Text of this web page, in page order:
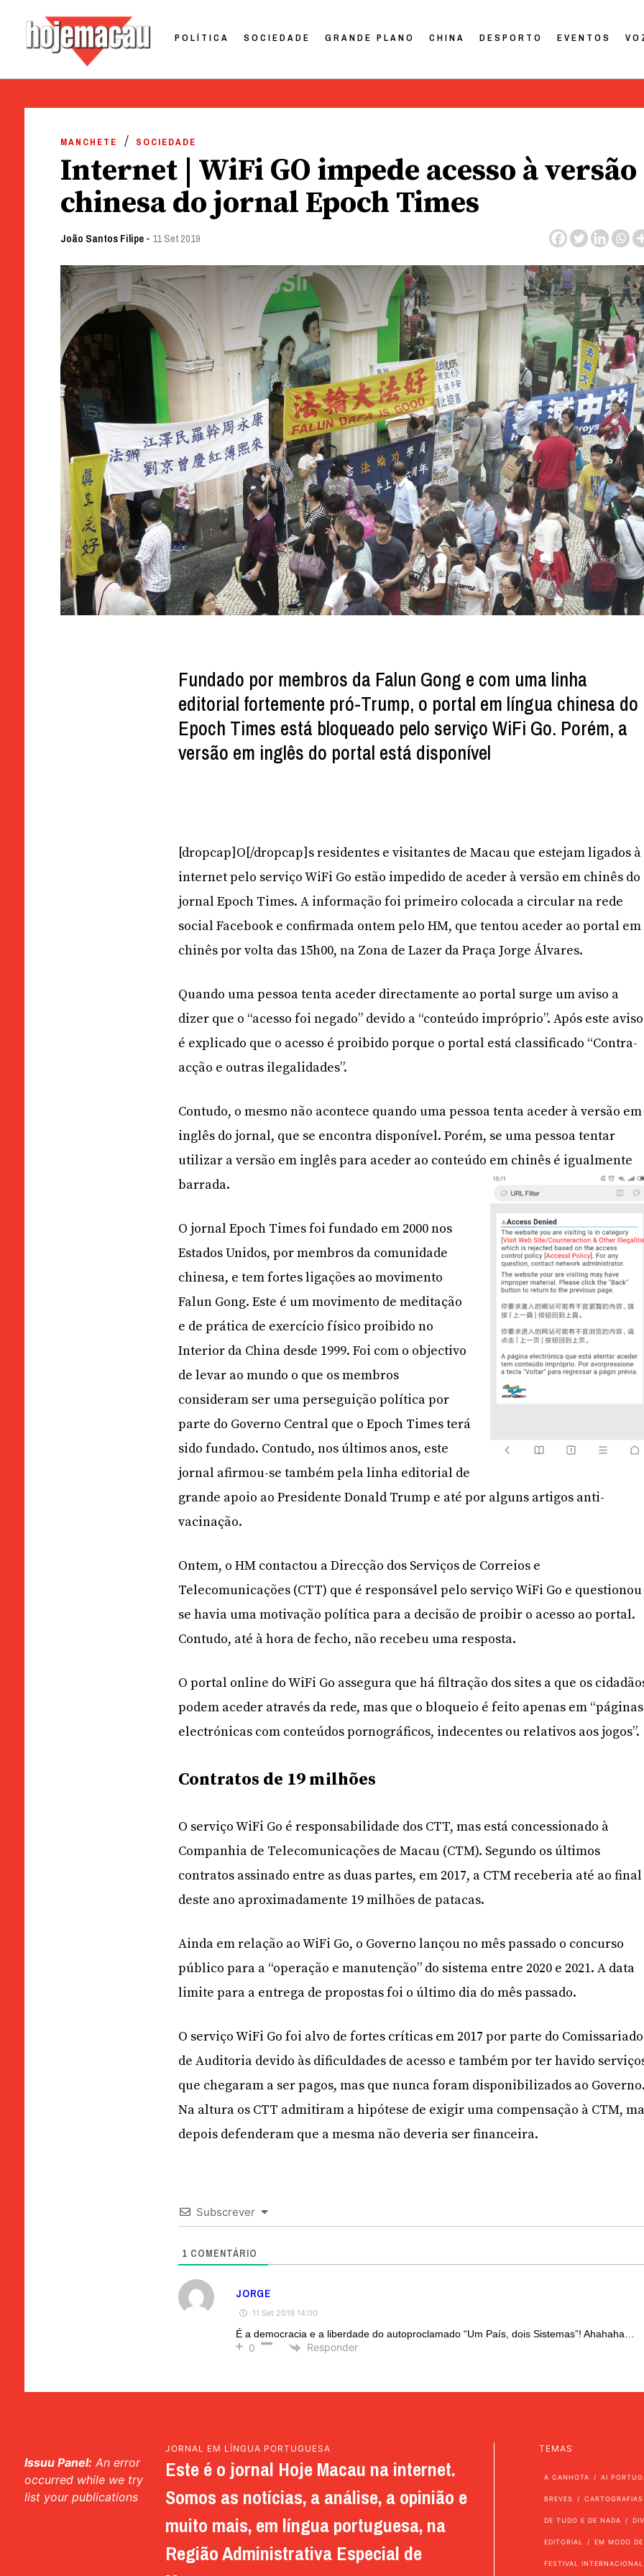
POLÍTICA SOCIEDADE GRANDE PLANO CHINA DESPORTO EVENTOS
MANCHETE SOCIEDADE
Internet | WiFi GO impede acesso à versão
chinesa do jornal Epoch Times
João Santos Filipe- 11 Set 2019
Fundado por membros da Falun Gong e com uma linha
editorial fortemente pró-Trump, o portal em língua chinesa do
Epoch Times está bloqueado pelo serviço WiFi Go. Porém, a
versão em inglês do portal está disponível
[dropcap]O[/dropcap]s residentes e visitantes de Macau que estejam ligados à
internet pelo serviço WiFi Go estão impedido de aceder à versão em chinês do
jornal Epoch Times. A informação foi primeiro colocada a circular na rede
social Facebook e confirmada ontem pelo HM, que tentou aceder ao portal em
chinês por volta das 15h00, na Zona de Lazer da Praça Jorge Álvares.
Quando uma pessoa tenta aceder directamente ao portal surge um aviso a
dizer que o “acesso foi negado” devido a “conteúdo impróprio”. Após este aviso
é explicado que o acesso é proibido porque o portal está classificado “Contra-
acção e outras ilegalidades”.
Contudo, o mesmo não acontece quando uma pessoa tenta aceder à versão em
inglês do jornal, que se encontra disponível. Porém, se uma pessoa tentar
utilizar a versão em inglês para aceder ao conteúdo em chinês é igualmente
barrada.
O jornal Epoch Times foi fundado em 2000 nos
Estados Unidos, por membros da comunidade
chinesa, e tem fortes ligações ao movimento
Falun Gong. Este é um movimento de meditação
e de prática de exercício físico proibido no
Interior da China desde 1999. Foi com o objectivo
de levar ao mundo o que os membros
consideram ser uma perseguição política por
parte do Governo Central que o Epoch Times terá
sido fundado. Contudo, nos últimos anos, este
jornal afirmou-se também pela linha editorial de
grande apoio ao Presidente Donald Trump e até por alguns artigos anti-
vacinação.
Ontem, o HM contactou a Direcção dos Serviços de Correios e
Telecomunicações (CTT) que é responsável pelo serviço WiFi Go e questionou
se havia uma motivação política para a decisão de proibir o acesso ao portal.
Contudo, até à hora de fecho, não recebeu uma resposta.
O portal online do WiFi Go assegura que há filtração dos sites a que os
podem aceder através da rede, mas que o bloqueio é feito apenas em “páginas
electrónicas com conteúdos pornográficos, indecentes ou relativos aos jogos”.
Contratos de 19 milhões
O serviço WiFi Go é responsabilidade dos CTT, mas está concessionado à
Companhia de Telecomunicações de Macau (CTM). Segundo os últimos
contratos assinado entre as duas partes, em 2017, a CTM receberia até ao final
deste ano aproximadamente 19 milhões de patacas.
Ainda em relação ao WiFi Go, o Governo lançou no mês passado o concurso
público para a “operação e manutenção” do sistema entre 2020 e 2021. A data
limite para a entrega de propostas foi o último dia do mês passado.
O serviço WiFi Go foi alvo de fortes críticas em 2017 por parte do Comissariado
de Auditoria devido às dificuldades de acesso e também por ter havido
que chegaram a ser pagos, mas que nunca foram disponibilizados ao
Na altura os CTT admitiram a hipótese de exigir uma compensação à CTM,
depois defenderam que a mesma não deveria ser financeira.
Subscrever
1 COMENTÁRIO
JORGE
11 Set 2019 14:00
É a democracia e a liberdade do autoproclamado “Um País, dois Sistemas”! Ahahaha…
0 Responder
Issuu Panel: An error
occurred while we try
list your publications
JORNAL EM LÍNGUA PORTUGUESA
Este é o jornal Hoje Macau na internet.
Somos as notícias, a análise, a opinião e
muito mais, em língua portuguesa, na
Região Administrativa Especial de
TEMAS
A CANHOTA AI
BREVES CARTOGRAFIAS
DE TUDO E DE NADA
EDITORIAL EM MODO
FESTIVAL